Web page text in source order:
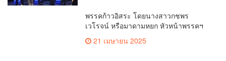
พรรคก้าวอิสระ โดยนางสาวกชพร
เวโรจน์ หรือมาดามหยก หัวหน้าพรรคฯ
จัดการประชุมใหญ่สามัญประจำปี 2568
พรรคก้าวอิสระ ครั้งที่ 1/2568 โ
21 เมษายน 2025